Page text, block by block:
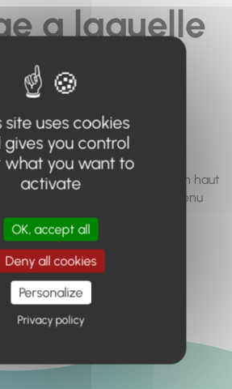
a laquelle
cherchez à
n'existe
ou plus.
le moteur de recherche en haut
le menu pour trouver le contenu
recherché.
Retour à l'accueil
site uses cookies
gives you control
what you want to
activate
OK, accept all
Deny all cookies
Personalize
Privacy policy